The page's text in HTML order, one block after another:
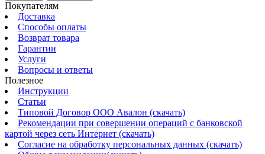
Покупателям
Доставка
Способы оплаты
Возврат товара
Гарантии
Услуги
Вопросы и ответы
Полезное
Инструкции
Статьи
Типовой Договор ООО Авалон (скачать)
Рекомендации при совершении операций с банковской
картой через сеть Интернет (скачать)
Согласие на обработку персональных данных (скачать)